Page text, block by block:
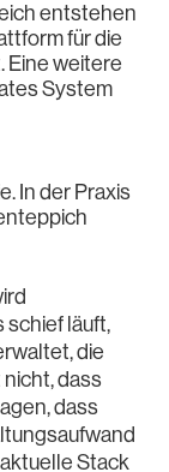
entstehen
für die
Eine weitere
System
In der Praxis
schief läuft,
die
dass
dass
Stack